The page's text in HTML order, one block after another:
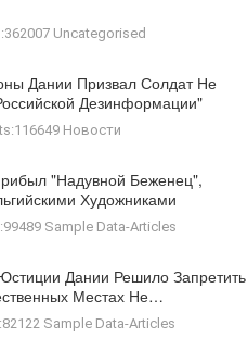
Uncategorised
Дании Призвал Солдат Не
Дезинформации"
Новости
"Надувной Беженец",
Художниками
Sample Data-Articles
Дании Решило Запретить
Местах Не…
Sample Data-Articles